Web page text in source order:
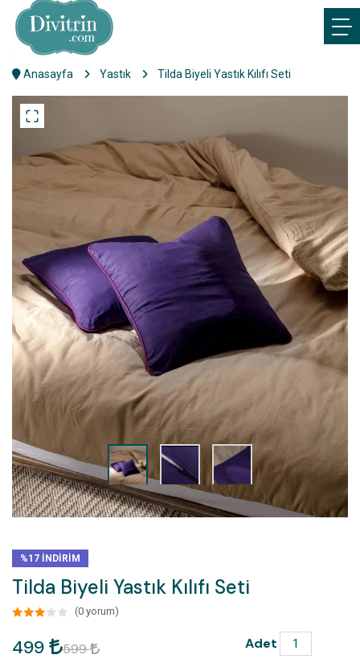
Anasayfa Yastık Tilda Biyeli Yastık Kılıfı Seti
%17 INDIRIM
Tilda Biyeli Yastık Kılıfı Seti
(0 yorum)
499 599 Adet